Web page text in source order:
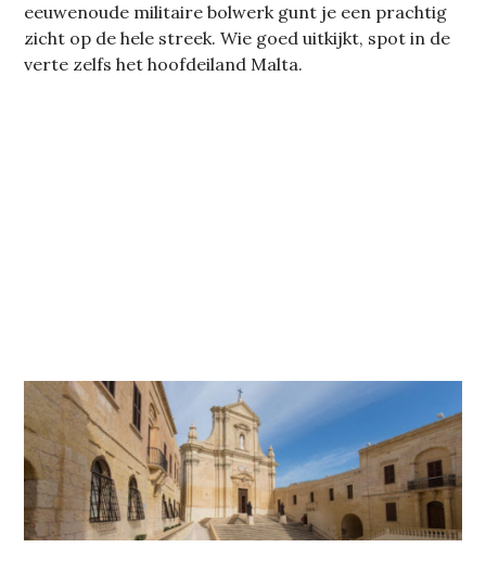
eeuwenoude militaire bolwerk gunt je een prachtig
zicht op de hele streek. Wie goed uitkijkt, spot in de
verte zelfs het hoofdeiland Malta.